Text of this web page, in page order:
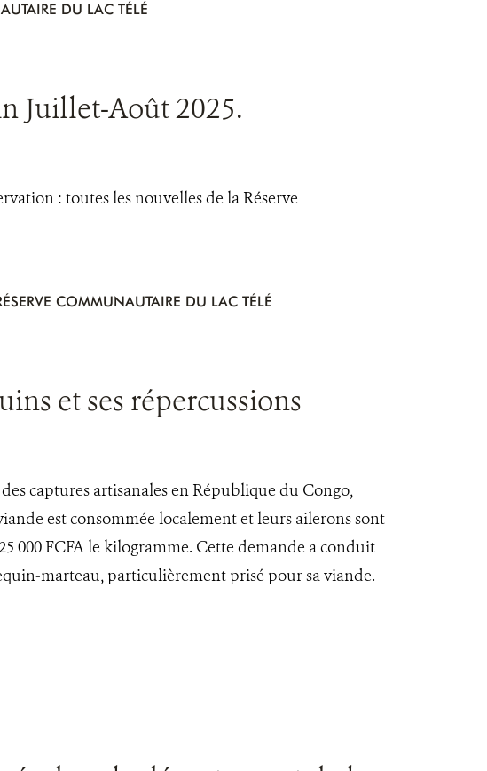
DU LAC TÉLÉ
Juillet-Août 2025.
: toutes les nouvelles de la Réserve
COMMUNAUTAIRE DU LAC TÉLÉ
et ses répercussions
captures artisanales en République du Congo,
est consommée localement et leurs ailerons sont
000 FCFA le kilogramme. Cette demande a conduit
marteau, particulièrement prisé pour sa viande.